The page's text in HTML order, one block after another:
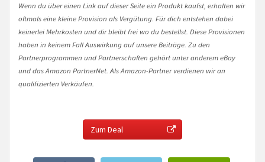
Wenn du über einen Link auf dieser Seite ein Produkt kaufst, erhalten wir
oftmals eine kleine Provision als Vergütung. Für dich entstehen dabei
keinerlei Mehrkosten und dir bleibt frei wo du bestellst. Diese Provisionen
haben in keinem Fall Auswirkung auf unsere Beiträge. Zu den
Partnerprogrammen und Partnerschaften gehört unter anderem eBay
und das Amazon PartnerNet. Als Amazon-Partner verdienen wir an
qualifizierten Verkäufen.
Zum Deal